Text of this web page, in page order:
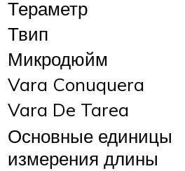
Тераметр
Твип
Микродюйм
Vara Conuquera
Vara De Tarea
Основные единицы
измерения длины